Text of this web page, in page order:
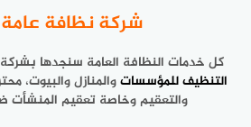
شركة نظافة
كل خدمات النظافة العامة سنجدها
التنظيف للمؤسساتوالمنازل والبيوت،
والتعقيم وخاصة تعقيم المنشأت